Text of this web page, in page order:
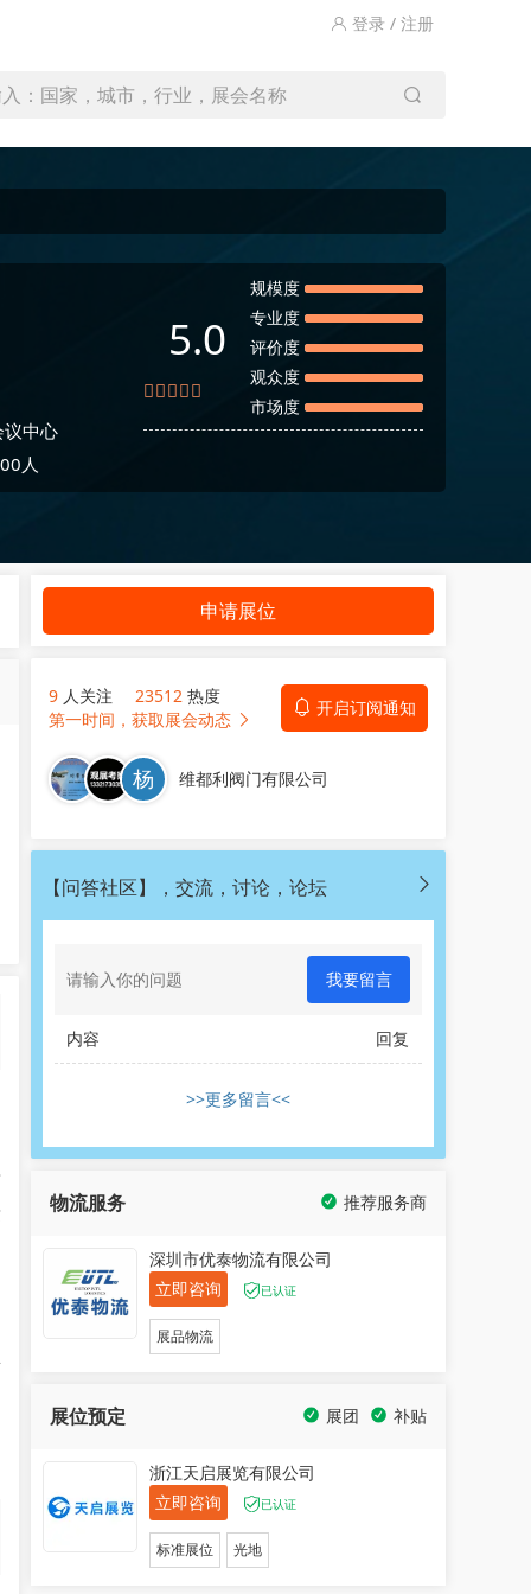
登录 / 注册
：国家，城市，行业，展会名称
中心
人
5.0
规模度
专业度
评价度
观众度
市场度
申请展位
9 人关注 23512 热度
开启订阅通知
第一时间，获取展会动态
维都利阀门有限公司
【问答社区】，交流，讨论，论坛
我要留言
内容 回复
>>更多留言<<
物流服务 推荐服务商
深圳市优泰物流有限公司
立即咨询
已认证
展品物流
展位预定 补贴
展团
浙江天启展览有限公司
立即咨询
已认证
标准展位 光地